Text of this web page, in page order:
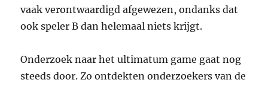
vaak verontwaardigd afgewezen, ondanks dat
ook speler B dan helemaal niets krijgt.
Onderzoek naar het ultimatum game gaat nog
steeds door. Zo ontdekten onderzoekers van de